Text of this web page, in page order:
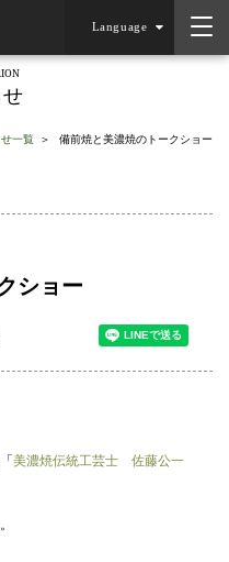
Language
一覧 備前焼と美濃焼のトークショー
ショー
美濃焼伝統工芸士 佐藤公一